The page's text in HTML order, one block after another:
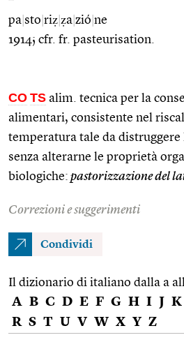
pa sto riẓ ẓa zió ne
1914; cfr. fr. pasteurisation.
CO TS alim. tecnica per la
alimentari, consistente nel
temperatura tale da
senza alterarne le proprietà
biologiche: pastorizzazione del
Correzioni e suggerimenti
Condividi
Il dizionario di italiano dalla a
A B C D E F G H I J K
R S T U V W X Y Z